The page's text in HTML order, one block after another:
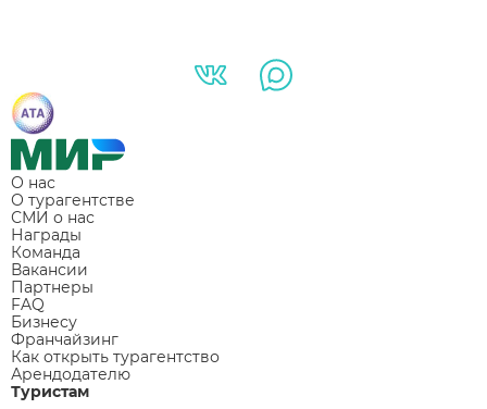
О нас
О турагентстве
СМИ о нас
Награды
Команда
Вакансии
Партнеры
FAQ
Бизнесу
Франчайзинг
Как открыть турагентство
Арендодателю
Туристам